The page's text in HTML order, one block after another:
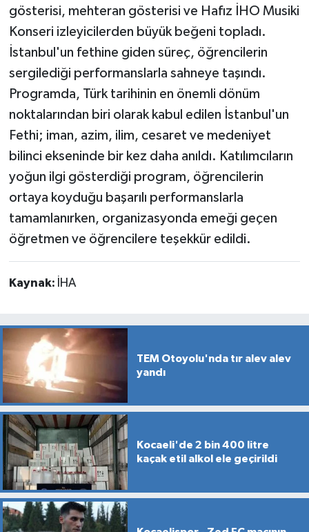
gösterisi, mehteran gösterisi ve Hafız İHO Musiki
Konseri izleyicilerden büyük beğeni topladı.
İstanbul'un fethine giden süreç, öğrencilerin
sergilediği performanslarla sahneye taşındı.
Programda, Türk tarihinin en önemli dönüm
noktalarından biri olarak kabul edilen İstanbul'un
Fethi; iman, azim, ilim, cesaret ve medeniyet
bilinci ekseninde bir kez daha anıldı. Katılımcıların
yoğun ilgi gösterdiği program, öğrencilerin
ortaya koyduğu başarılı performanslarla
tamamlanırken, organizasyonda emeği geçen
öğretmen ve öğrencilere teşekkür edildi.
Kaynak: İHA
TEM Otoyolu'nda tır alev alev
yandı
Kocaeli'de 2 bin 400 litre
kaçak etil alkol ele geçirildi